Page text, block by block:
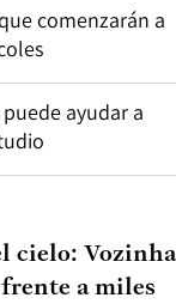
comenzarán a
ayudar a
cielo: Vozinha
a miles